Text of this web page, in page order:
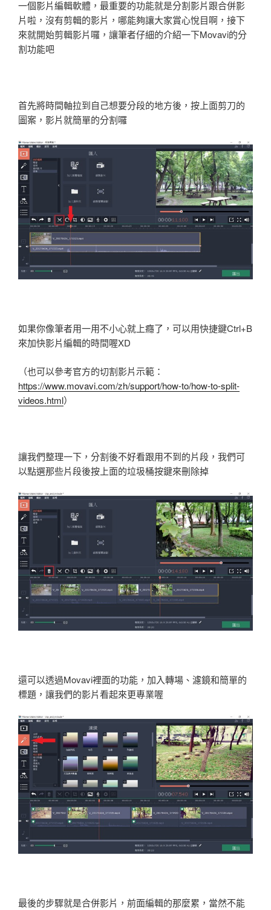
一個影片編輯軟體，最重要的功能就是分割影片跟合併影
片啦，沒有剪輯的影片，哪能夠讓大家賞心悅目啊，接下
來就開始剪輯影片囉，讓筆者仔細的介紹一下Movavi的分
割功能吧
首先將時間軸拉到自己想要分段的地方後，按上面剪刀的
圖案，影片就簡單的分割囉
如果你像筆者用一用不小心就上癮了，可以用快捷鍵Ctrl+B
來加快影片編輯的時間喔XD
（也可以參考官方的切割影片示範：
https://www.movavi.com/zh/support/how-to/how-to-split-
videos.html）
讓我們整理一下，分割後不好看跟用不到的片段，我們可
以點選那些片段後按上面的垃圾桶按鍵來刪除掉
還可以透過Movavi裡面的功能，加入轉場、濾鏡和簡單的
標題，讓我們的影片看起來更專業喔
最後的步驟就是合併影片，前面編輯的那麼累，當然不能